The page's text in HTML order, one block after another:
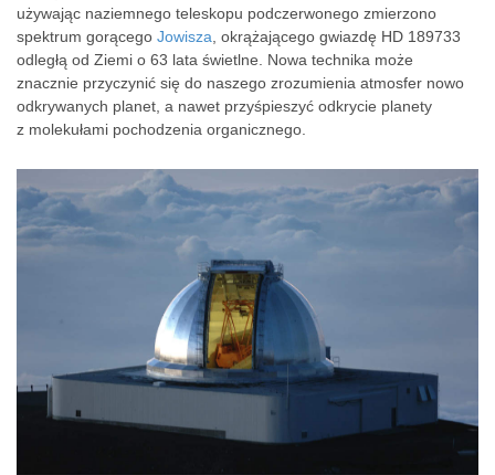
używając naziemnego teleskopu podczerwonego zmierzono
spektrum gorącego Jowisza , okrążającego gwiazdę HD 189733
odległą od Ziemi o 63 lata świetlne. Nowa technika może
znacznie przyczynić się do naszego zrozumienia atmosfer nowo
odkrywanych planet, a nawet przyśpieszyć odkrycie planety
z molekułami pochodzenia organicznego.